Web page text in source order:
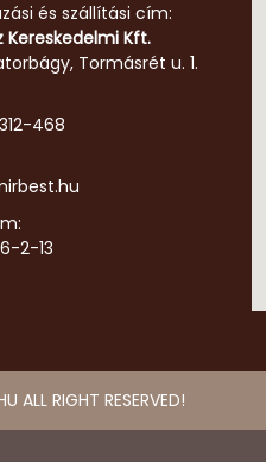
és szállítási cím:
Kereskedelmi Kft.
Tormásrét u. 1.
468
2-13
ALL RIGHT RESERVED!